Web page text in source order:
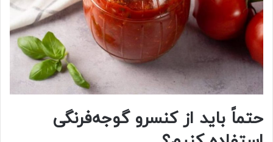
حتماً باید از کنسرو گوجه‌فرنگی